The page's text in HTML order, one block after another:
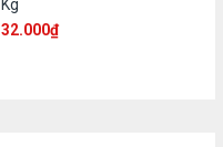
Kg
32.000₫